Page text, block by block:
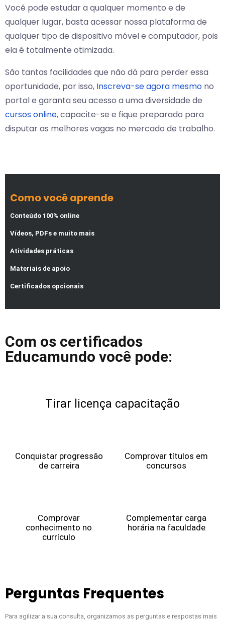
Você pode estudar a qualquer momento e de
qualquer lugar, basta acessar nossa plataforma de
qualquer tipo de dispositivo móvel e computador, pois
ela é totalmente otimizada.
São tantas facilidades que não dá para perder essa
oportunidade, por isso, Inscreva-se agora mesmo no
portal e garanta seu acesso a uma diversidade de
cursos online, capacite-se e fique preparado para
disputar as melhores vagas no mercado de trabalho.
Como você aprende
Conteúdo 100% online
Vídeos, PDFs e muito mais
Atividades práticas
Materiais de apoio
Certificados opcionais
Com os certificados
Educamundo você pode:
Tirar licença capacitação
Conquistar progressão
de carreira
Comprovar títulos em
concursos
Comprovar
conhecimento no
currículo
Complementar carga
horária na faculdade
Perguntas Frequentes
Para agilizar a sua consulta, organizamos as perguntas e respostas mais